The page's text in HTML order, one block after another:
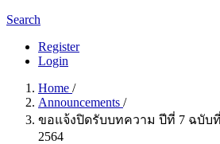
Search
Register
Login
Home /
Announcements /
ขอแจ้งปิดรับบทความ ปีที่ 7 ฉบับ
2564